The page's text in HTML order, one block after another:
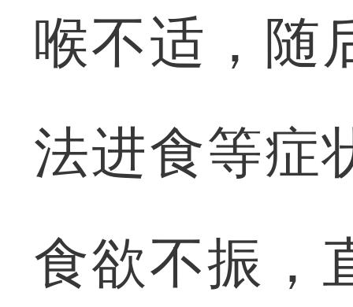
喉不适，随
法进食等症
食欲不振，